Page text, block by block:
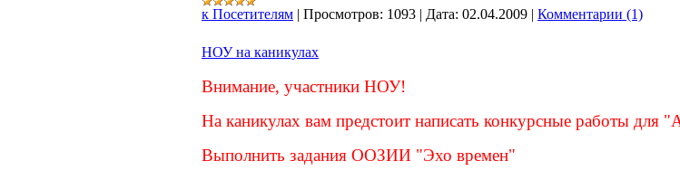
к Посетителям | Просмотров: 1093 | Дата: 02.04.2009 | Комментарии (1)
НОУ на каникулах
Внимание, участники НОУ!
На каникулах вам предстоит написать конкурсные работы для
Выполнить задания ООЗИИ "Эхо времен"